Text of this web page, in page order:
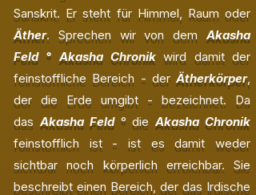
Sanskrit. Er steht für Himmel, Raum oder
Äther. Sprechen wir von dem Akasha
Feld ° Akasha Chronikwird damit der
feinstoffliche Bereich - derÄtherkörper,
der die Erde umgibt - bezeichnet. Da
dasAkasha Feld° dieAkasha Chronik
feinstofflich ist - ist es damit weder
sichtbar noch körperlich erreichbar. Sie
beschreibt einen Bereich, der das Irdische